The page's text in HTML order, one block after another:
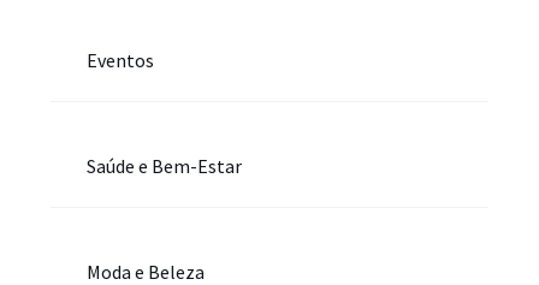
Eventos
Saúde e Bem-Estar
Moda e Beleza